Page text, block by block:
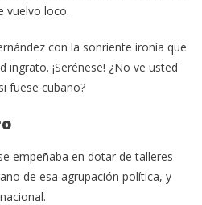
vuelvo loco.
con la sonriente ironía que
¡Serénese! ¿No ve usted
fuese cubano?
empeñaba en dotar de talleres
de esa agrupación política, y